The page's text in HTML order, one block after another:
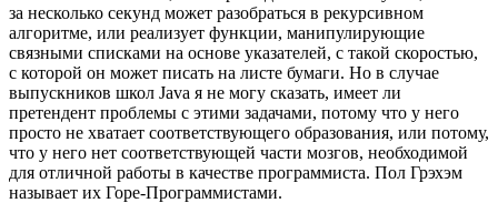
за несколько секунд может разобраться в рекурсивном
алгоритме, или реализует функции, манипулирующие
связными списками на основе указателей, с такой скоростью,
с которой он может писать на листе бумаги. Но в случае
выпускников школ Java я не могу сказать, имеет ли
претендент проблемы с этими задачами, потому что у него
просто не хватает соответствующего образования, или потому,
что у него нет соответствующей части мозгов, необходимой
для отличной работы в качестве программиста. Пол Грэхэм
называет их Горе-Программистами.